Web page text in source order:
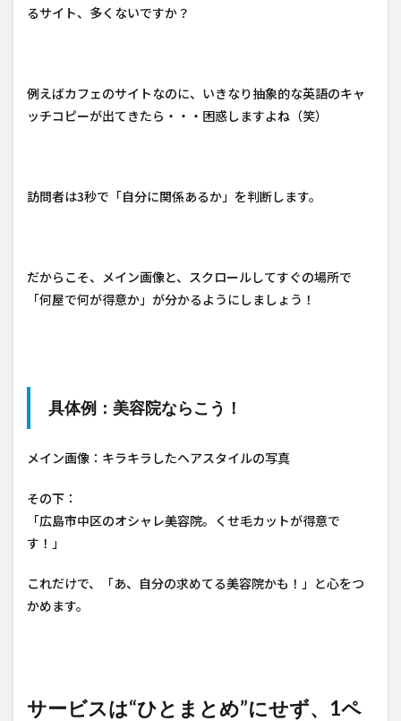
るサイト、多くないですか？
例えばカフェのサイトなのに、いきなり抽象的な英語のキャ
ッチコピーが出てきたら・・・困惑しますよね（笑）
訪問者は3秒で「自分に関係あるか」を判断します。
だからこそ、メイン画像と、スクロールしてすぐの場所で
「何屋で何が得意か」が分かるようにしましょう！
具体例：美容院ならこう！
メイン画像：キラキラしたヘアスタイルの写真
その下：
「広島市中区のオシャレ美容院。くせ毛カットが得意で
す！」
これだけで、「あ、自分の求めてる美容院かも！」と心をつ
かめます。
サービスは“ひとまとめ”にせず、1ペ